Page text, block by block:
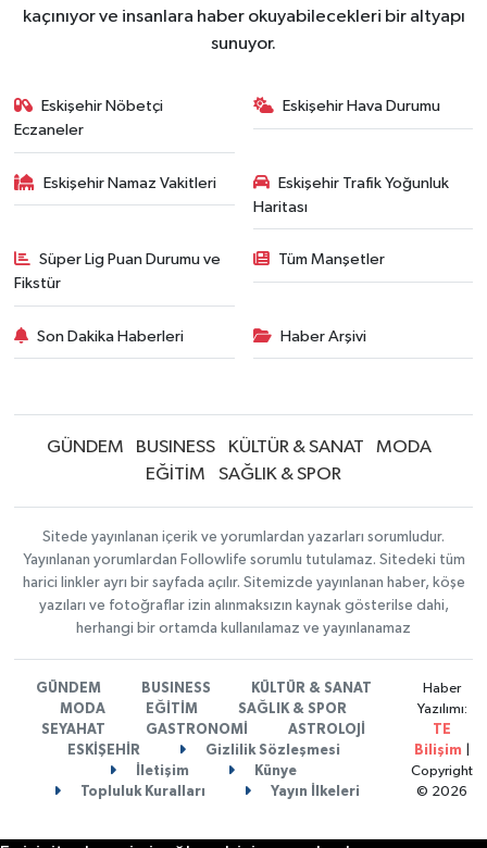
kaçınıyor ve insanlara haber okuyabilecekleri bir altyapı
sunuyor.
Eskişehir Nöbetçi
Eczaneler
Eskişehir Hava Durumu
Eskişehir Namaz Vakitleri
Eskişehir Trafik Yoğunluk
Haritası
Süper Lig Puan Durumu ve
Fikstür
Tüm Manşetler
Son Dakika Haberleri Haber Arşivi
GÜNDEM BUSINESS KÜLTÜR & SANAT
MODA
EĞİTİM
SAĞLIK & SPOR
Sitede yayınlanan içerik ve yorumlardan yazarları sorumludur.
Yayınlanan yorumlardan Followlife sorumlu tutulamaz. Sitedeki tüm
harici linkler ayrı bir sayfada açılır. Sitemizde yayınlanan haber, köşe
yazıları ve fotoğraflar izin alınmaksızın kaynak gösterilse dahi,
herhangi bir ortamda kullanılamaz ve yayınlanamaz
GÜNDEM BUSINESS
KÜLTÜR & SANAT
MODA
EĞİTİM
SAĞLIK & SPOR
SEYAHAT
GASTRONOMİ
ASTROLOJİ
ESKİŞEHİR
Gizlilik Sözleşmesi
İletişim
Künye
Topluluk Kuralları
Yayın İlkeleri
Haber
Yazılımı:
TE
Bilişim
Copyright
© 2026